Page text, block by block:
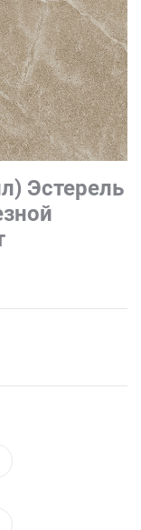
Эстерель